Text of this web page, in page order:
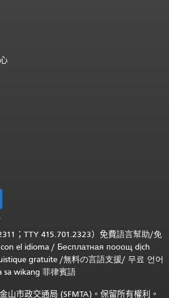
；TTY 415.701.2323）免費語言幫助/免
el idioma / Бесплатная пооощ dịch
gratuite /無料の言語支援/ 무료 언어
sa wikang 菲律賓語
山市政交通局 (SFMTA)。保留所有權利。